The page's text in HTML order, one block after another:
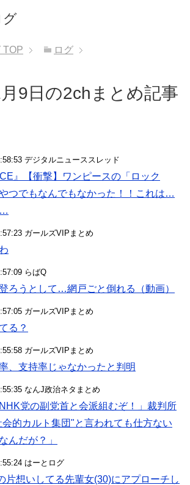
グ
TOP ログ
9日の2chまとめ記事
デジタルニューススレッド
』【衝撃】ワンピースの「ロック
つでもなんでもなかった！！これは…
…
ガールズVIPまとめ
らばQ
ろうとして…網戸ごと倒れる（動画）
ガールズVIPまとめ
る？
ガールズVIPまとめ
、支持率じゃなかったと判明
なんJ政治ネタまとめ
党の副党首と会派組むぞ！」裁判所
会的カルト集団"と言われても仕方ない
んだが？」
はーとログ
片想いしてる先輩女(30)にアプローチし